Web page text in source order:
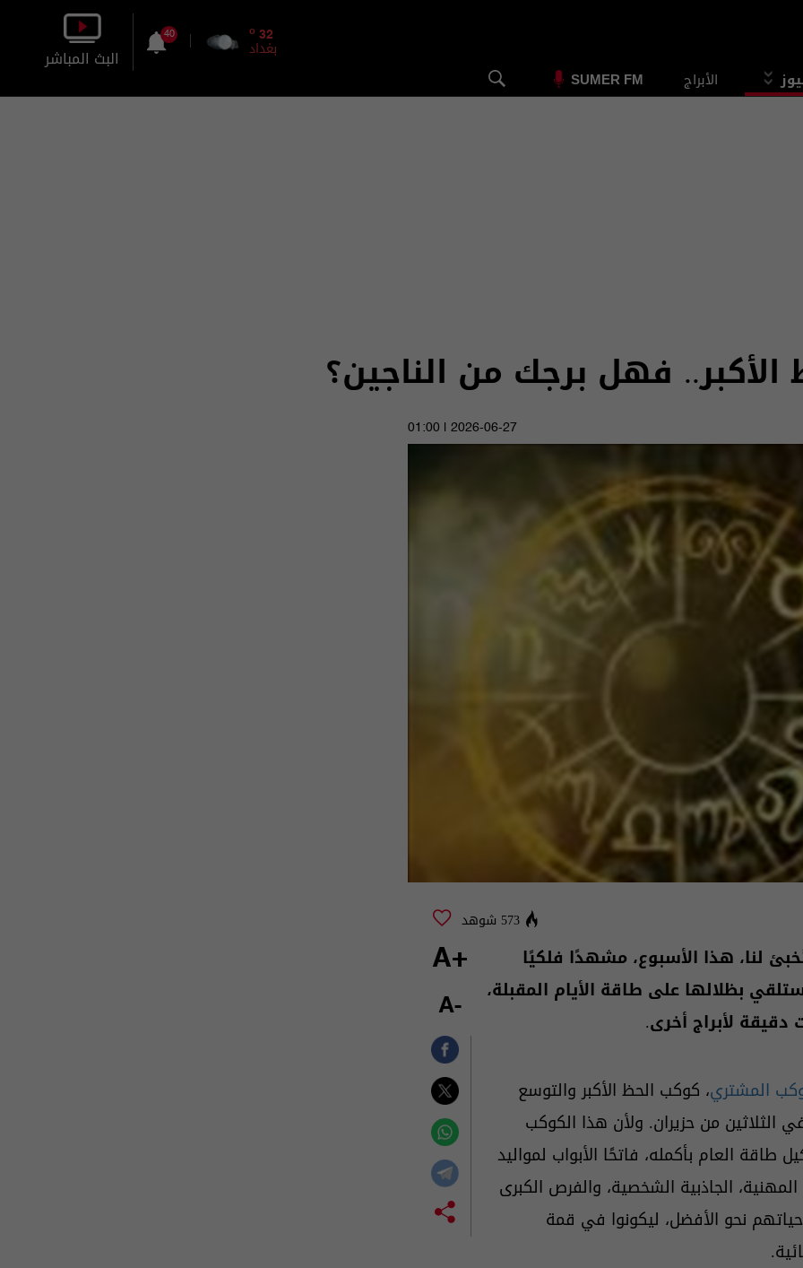
الأبراج SUMER FM
32
o
بغداد
40
البث المباشر
الأكبر.. فهل برجك من الناجين؟
2026-06-27 | 01:00
573 شوهد
لنا، هذا الأسبوع، مشهدًا فلكيًا
بظلالها على طاقة الأيام المقبلة،
لأبراج أخرى.
المشتري، كوكب الحظ الأكبر والتوسع
الثلاثين من حزيران. ولأن هذا الكوكب
العام بأكمله، فاتحًا الأبواب لمواليد
الجاذبية الشخصية، والفرص الكبرى
حياتهم نحو الأفضل، ليكونوا في قمة
+A
-A